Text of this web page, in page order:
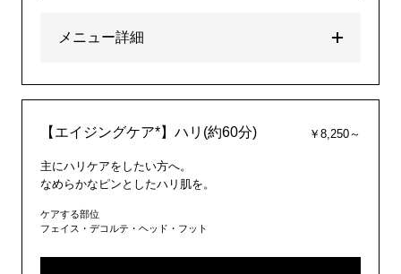
メニュー詳細
【エイジングケア*】ハリ(約60分) ￥8,250～
主にハリケアをしたい方へ。
なめらかなピンとしたハリ肌を。
ケアする部位
フェイス・デコルテ・ヘッド・フット